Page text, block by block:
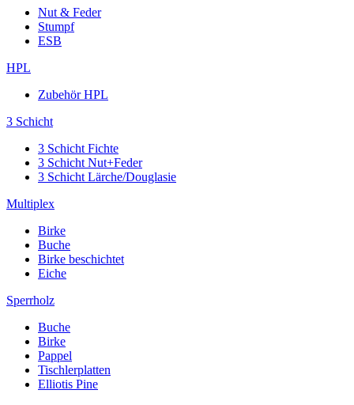
Nut & Feder
Stumpf
ESB
HPL
Zubehör HPL
3 Schicht
3 Schicht Fichte
3 Schicht Nut+Feder
3 Schicht Lärche/Douglasie
Multiplex
Birke
Buche
Birke beschichtet
Eiche
Sperrholz
Buche
Birke
Pappel
Tischlerplatten
Elliotis Pine